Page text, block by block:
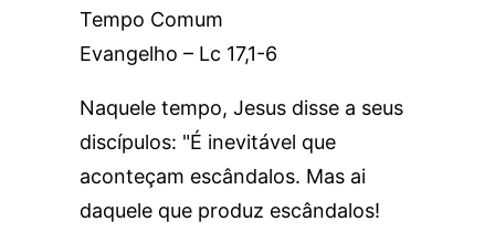
Tempo Comum
Evangelho – Lc 17,1-6
Naquele tempo, Jesus disse a seus
discípulos: "É inevitável que
aconteçam escândalos. Mas ai
daquele que produz escândalos!